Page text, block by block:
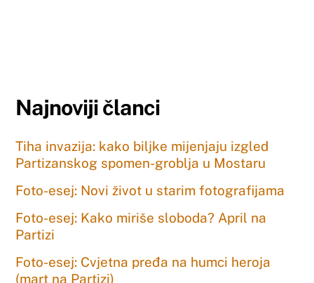
Najnoviji članci
Tiha invazija: kako biljke mijenjaju izgled
Partizanskog spomen-groblja u Mostaru
Foto-esej: Novi život u starim fotografijama
Foto-esej: Kako miriše sloboda? April na
Partizi
Foto-esej: Cvjetna pređa na humci heroja
(mart na Partizi)